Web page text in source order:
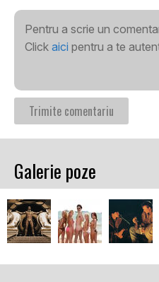
Pentru a scrie un
Click aici pentru a te
Galerie poze